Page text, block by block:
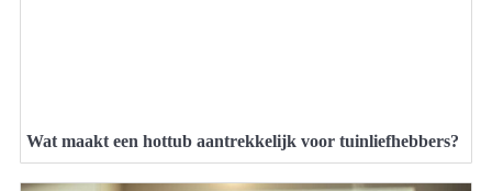
Wat maakt een hottub aantrekkelijk voor tuinliefhebbers?